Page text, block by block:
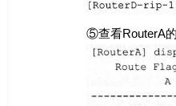
⑤查看RouterA的RIP